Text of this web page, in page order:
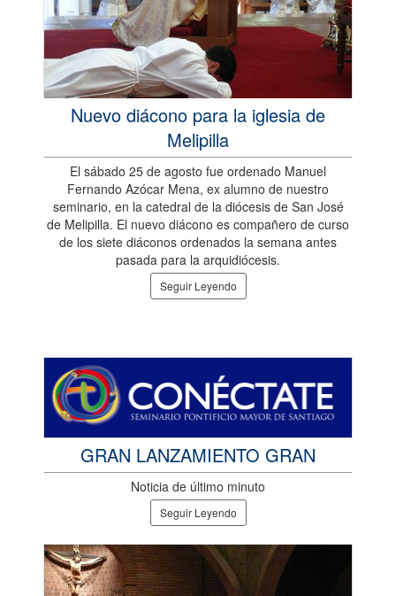
Nuevo diácono para la iglesia de
Melipilla
El sábado 25 de agosto fue ordenado Manuel
Fernando Azócar Mena, ex alumno de nuestro
seminario, en la catedral de la diócesis de San José
de Melipilla. El nuevo diácono es compañero de curso
de los siete diáconos ordenados la semana antes
pasada para la arquidiócesis.
Seguir Leyendo
GRAN LANZAMIENTO GRAN
Noticia de último minuto
Seguir Leyendo